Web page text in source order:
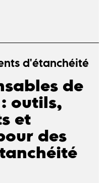
d'étanchéité
de
outils,
et
des